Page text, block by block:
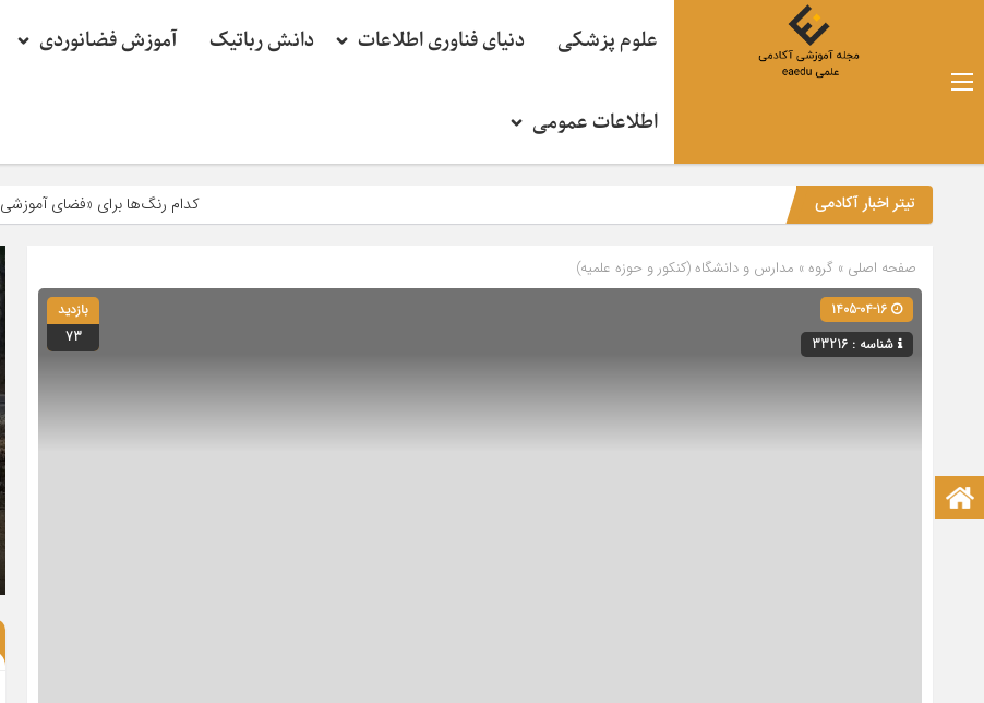
علوم پزشکی دنیای فناوری اطلاعات دانش رباتیک آموزش فضانوردی
اطلاعات عمومی
تیتر اخبار آکادمی کدام رنگ‌ها برای «فضای آموزشی» مناسب‌ترند؟
صفحه اصلی » گروه » مدارس و دانشگاه (کنکور و حوزه علمیه)
شناسه : 33216
بازدید
73